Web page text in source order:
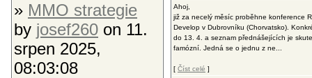
» MMO strategie
by josef260 on 11.
srpen 2025,
08:03:08
Ahoj,
již za necelý měsíc proběhne konference
Develop v Dubrovníku (Chorvatsko).
do 13. 4. a seznam přednášejících je
famózní. Jedná se o jednu z ne...
[ Číst celé ]